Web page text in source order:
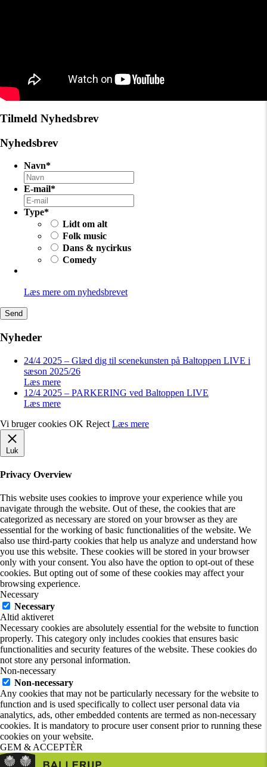
Tilmeld Nyhedsbrev
Nyhedsbrev
Navn*
E-mail*
Type*
Lidt om alt
Folk music
Dans & nycirkus
Comedy
Læs mere om nyhedsbrevet
Send
Nyheder
24/4 2025 – Glæd dig til scenekunsten på Baltoppen LIVE i
sæson 2025/26
Læs mere
12/4 2025 – PARKERING ved Baltoppen LIVE
Læs mere
Vi bruger cookies OK Reject Læs mere
Luk
Privacy Overview
This website uses cookies to improve your experience while you
navigate through the website. Out of these, the cookies that are
categorized as necessary are stored on your browser as they are
essential for the working of basic functionalities of the website. We
also use third-party cookies that help us analyze and understand how
you use this website. These cookies will be stored in your browser
only with your consent. You also have the option to opt-out of these
cookies. But opting out of some of these cookies may affect your
browsing experience.
Necessary
Necessary
Altid aktiveret
Necessary cookies are absolutely essential for the website to function
properly. This category only includes cookies that ensures basic
functionalities and security features of the website. These cookies do
not store any personal information.
Non-necessary
Non-necessary
Any cookies that may not be particularly necessary for the website to
function and is used specifically to collect user personal data via
analytics, ads, other embedded contents are termed as non-necessary
cookies. It is mandatory to procure user consent prior to running these
cookies on your website.
GEM & ACCEPTÈR